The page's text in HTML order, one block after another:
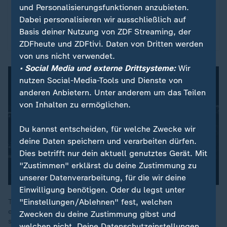
Datenschutzeinstellungen anpassen
Trump habe für heute den Nationalen Sicherheitsrat
einberufen. Zudem habe er erklärt, "dass die USA bereit sind
sich selbst und auch Israel zu verteidigen", so David Sauer,
und Personalisierungsfunktionen anzubieten.
Dabei personalisieren wir ausschließlich auf
Basis deiner Nutzung von ZDF Streaming, der
ZDFheute und ZDFtivi. Daten von Dritten werden
von uns nicht verwendet.
• Social Media und externe Drittsysteme:Wir
nutzen Social-Media-Tools und Dienste von
anderen Anbietern. Unter anderem um das Teilen
von Inhalten zu ermöglichen.
Du kannst entscheiden, für welche Zwecke wir
deine Daten speichern und verarbeiten dürfen.
Dies betrifft nur dein aktuell genutztes Gerät. Mit
"Zustimmen" erklärst du deine Zustimmung zu
unserer Datenverarbeitung, für die wir deine
Einwilligung benötigen. Oder du legst unter
"Einstellungen/Ablehnen" fest, welchen
Zwecken du deine Zustimmung gibst und